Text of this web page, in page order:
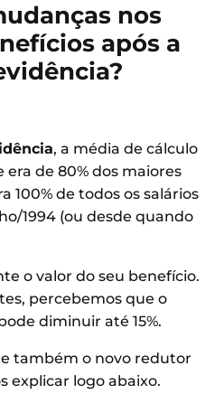
nos
após a
, a média de cálculo
de 80% dos maiores
100% de todos os salários
1994 (ou desde quando
o valor do seu benefício.
percebemos que o
diminuir até 15%.
também o novo redutor
explicar logo abaixo.